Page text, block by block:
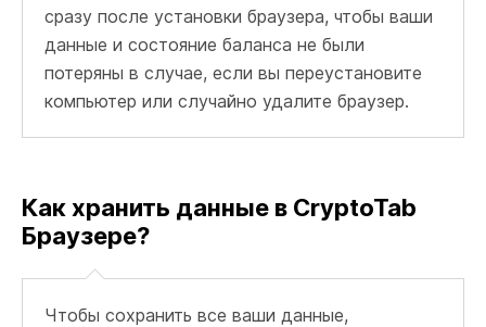
сразу после установки браузера, чтобы ваши
данные и состояние баланса не были
потеряны в случае, если вы переустановите
компьютер или случайно удалите браузер.
Как хранить данные в CryptoTab
Браузере?
Чтобы сохранить все ваши данные,